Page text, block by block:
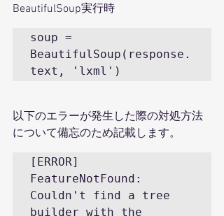
BeautifulSoup実行時
soup =
BeautifulSoup(response.
text, 'lxml')
以下のエラーが発生した際の対処方法
について備忘のため記載します。
[ERROR]
FeatureNotFound:
Couldn't find a tree
builder with the